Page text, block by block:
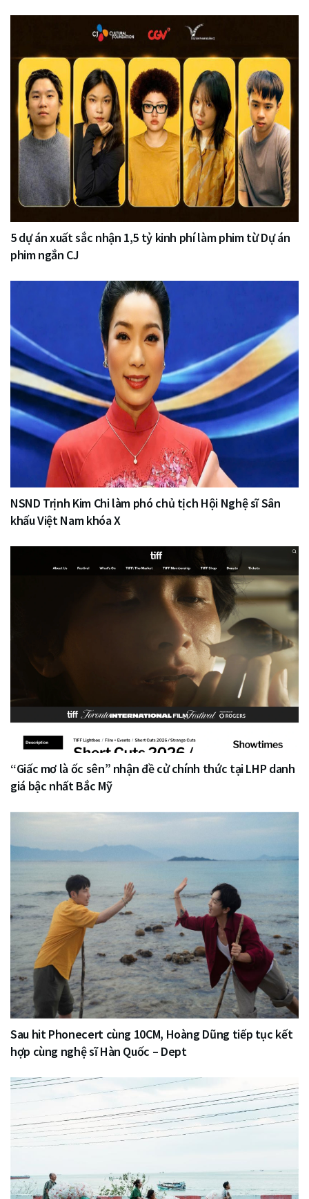
5 dự án xuất sắc nhận 1,5 tỷ kinh phí làm phim từ Dự án
phim ngắn CJ
NSND Trịnh Kim Chi làm phó chủ tịch Hội Nghệ sĩ Sân
khấu Việt Nam khóa X
“Giấc mơ là ốc sên” nhận đề cử chính thức tại LHP danh
giá bậc nhất Bắc Mỹ
Sau hit Phonecert cùng 10CM, Hoàng Dũng tiếp tục kết
hợp cùng nghệ sĩ Hàn Quốc – Dept